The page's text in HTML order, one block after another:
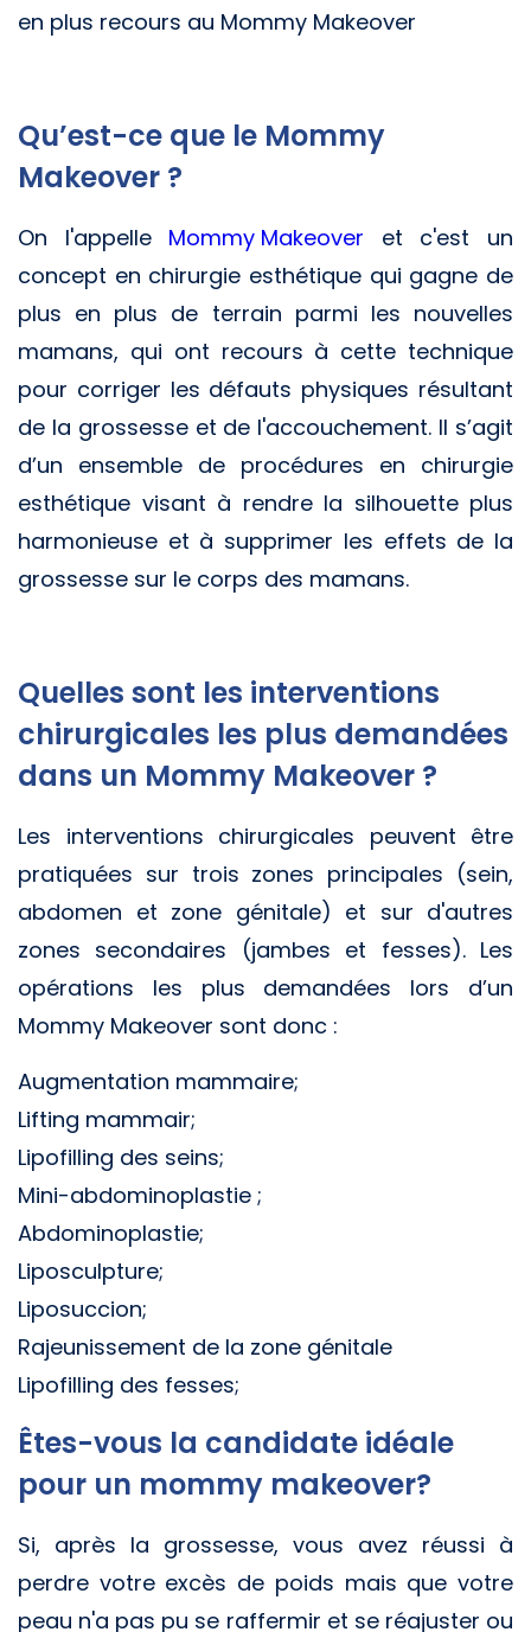
en plus recours au Mommy Makeover
Qu’est-ce que le Mommy
Makeover ?
On l'appelle Mommy Makeover et c'est un
concept en chirurgie esthétique qui gagne de
plus en plus de terrain parmi les nouvelles
mamans, qui ont recours à cette technique
pour corriger les défauts physiques résultant
de la grossesse et de l'accouchement. Il s’agit
d’un ensemble de procédures en chirurgie
esthétique visant à rendre la silhouette plus
harmonieuse et à supprimer les effets de la
grossesse sur le corps des mamans.
Quelles sont les interventions
chirurgicales les plus demandées
dans un Mommy Makeover ?
Les interventions chirurgicales peuvent être
pratiquées sur trois zones principales (sein,
abdomen et zone génitale) et sur d'autres
zones secondaires (jambes et fesses). Les
opérations les plus demandées lors d’un
Mommy Makeover sont donc :
Augmentation mammaire;
Lifting mammair;
Lipofilling des seins;
Mini-abdominoplastie ;
Abdominoplastie;
Liposculpture;
Liposuccion;
Rajeunissement de la zone génitale
Lipofilling des fesses;
Êtes-vous la candidate idéale
pour un mommy makeover?
Si, après la grossesse, vous avez réussi à
perdre votre excès de poids mais que votre
peau n'a pas pu se raffermir et se réajuster ou